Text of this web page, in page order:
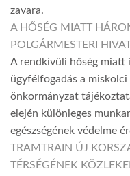
zavara.
A HŐSÉG MIATT
POLGÁRMESTERI
A rendkívüli hőség miatt
ügyfélfogadás a
önkormányzat
elején különleges
egészségének védelme
TRAMTRAIN ÚJ
TÉRSÉGÉNEK